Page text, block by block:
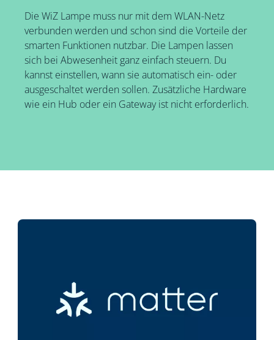
Die WiZ Lampe muss nur mit dem WLAN-Netz
verbunden werden und schon sind die Vorteile der
smarten Funktionen nutzbar. Die Lampen lassen
sich bei Abwesenheit ganz einfach steuern. Du
kannst einstellen, wann sie automatisch ein- oder
ausgeschaltet werden sollen. Zusätzliche Hardware
wie ein Hub oder ein Gateway ist nicht erforderlich.